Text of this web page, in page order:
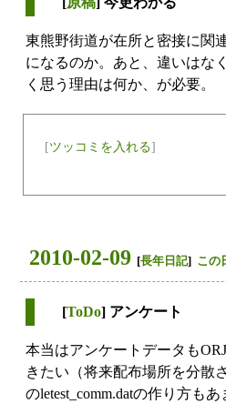
東熊野街道が在所と密接に関
になるのか。あと、違いはな
く思う理由は何か、が必要。
[ツッコミを入れる]
2010-02-09 [長年日記] この
[ToDo] アンケート
本当はアンケートデータも
きたい（将来配布場所を分散
のletest_comm.datの作り方も